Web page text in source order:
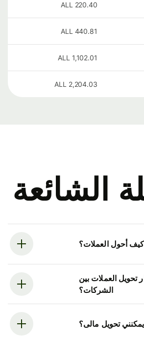
220.40
ALL
440.81
ALL
1,102.01
ALL
2,204.03
ALL
الشائعة
أحول العملات؟
العملات بين
الشركات؟
تحويل مالى؟